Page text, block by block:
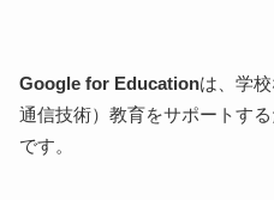
Google for Educationは、学
通信技術）教育をサポートす
です。